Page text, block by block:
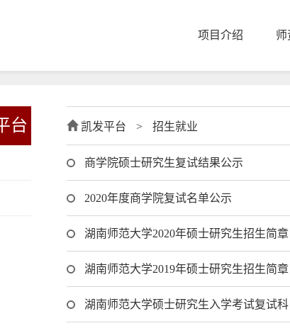
项目介绍 师
台 凯发平台 > 招生就业
商学院硕士研究生复试结果公示
2020年度商学院复试名单公示
湖南师范大学2020年硕士研究生招生简章
湖南师范大学2019年硕士研究生招生简章
湖南师范大学硕士研究生入学考试复试